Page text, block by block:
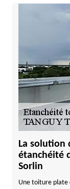
La solution
étanchéité
Sorlin
Une toiture plate